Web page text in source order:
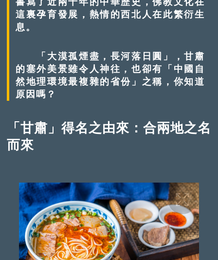
這裏孕育發展，熱情的西北人在此繁衍生
息。
「大漠孤煙盡，長河落日圓」，甘肅
的塞外美景雖令人神往，也卻有「中國自
然地理環境最複雜的省份」之稱，你知道
原因嗎？
「甘肅」得名之由來：合兩地之名
而來